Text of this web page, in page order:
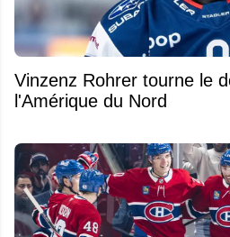
Vinzenz Rohrer tourne le
l'Amérique du Nord